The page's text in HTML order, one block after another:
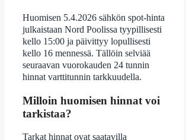
Huomisen 5.4.2026 sähkön spot-hinta
julkaistaan Nord Poolissa tyypillisesti
kello 15:00 ja päivittyy lopullisesti
kello 16 mennessä. Tällöin selviää
seuraavan vuorokauden 24 tunnin
hinnat varttitunnin tarkkuudella.
Milloin huomisen hinnat voi
tarkistaa?
Tarkat hinnat ovat saatavilla